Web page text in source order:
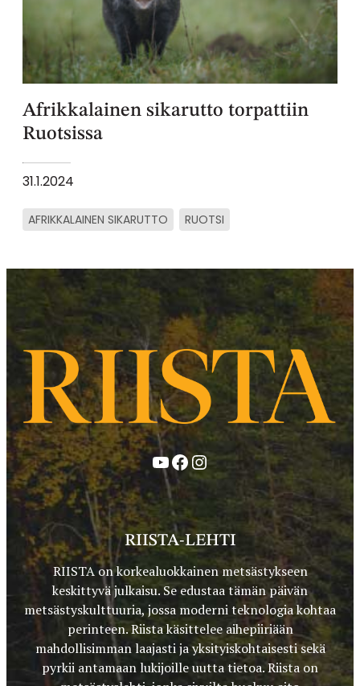
Afrikkalainen sikarutto torpattiin
Ruotsissa
31.1.2024
AFRIKKALAINEN SIKARUTTO RUOTSI
YouTube
Facebook
Instagram
RIISTA-LEHTI
RIISTA on korkealuokkainen metsästykseen
keskittyvä julkaisu. Se edustaa tämän päivän
metsästyskulttuuria, jossa moderni teknologia kohtaa
perinteen. Riista käsittelee aihepiiriään
mahdollisimman laajasti ja yksityiskohtaisesti sekä
pyrkii antamaan lukijoille uutta tietoa. Riista on